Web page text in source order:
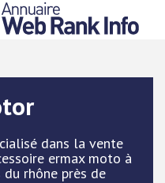
dans la vente
ermax moto à
du rhône près de